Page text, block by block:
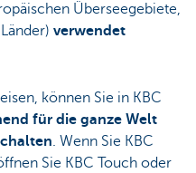
Überseegebiete,
verwendet
können Sie in KBC
für die ganze Welt
. Wenn Sie KBC
Sie KBC Touch oder